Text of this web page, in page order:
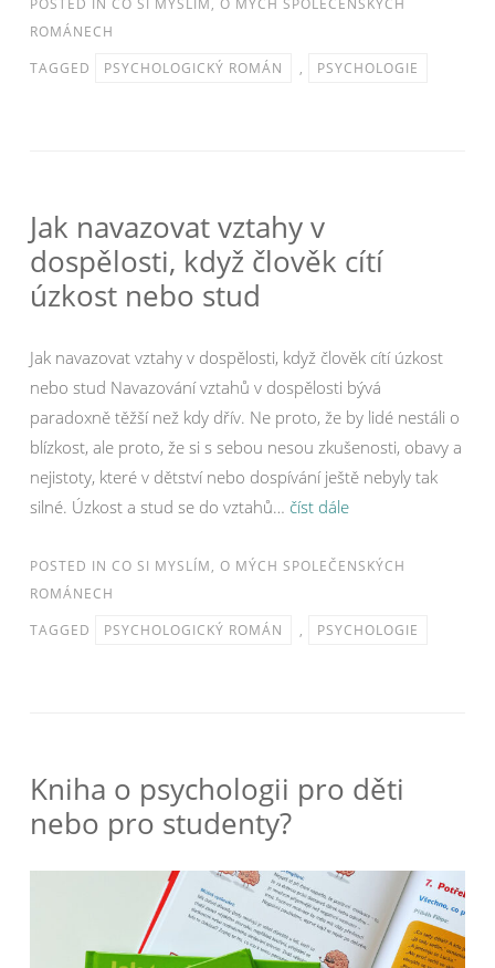
POSTED IN CO SI MYSLÍM, O MÝCH SPOLEČENSKÝCH
ROMÁNECH
TAGGED
PSYCHOLOGICKÝ ROMÁN , PSYCHOLOGIE
Jak navazovat vztahy v
dospělosti, když člověk cítí
úzkost nebo stud
Jak navazovat vztahy v dospělosti, když člověk cítí úzkost
nebo stud Navazování vztahů v dospělosti bývá
paradoxně těžší než kdy dřív. Ne proto, že by lidé nestáli o
blízkost, ale proto, že si s sebou nesou zkušenosti, obavy a
nejistoty, které v dětství nebo dospívání ještě nebyly tak
silné. Úzkost a stud se do vztahů… číst dále
POSTED IN CO SI MYSLÍM, O MÝCH SPOLEČENSKÝCH
ROMÁNECH
TAGGED
PSYCHOLOGICKÝ ROMÁN , PSYCHOLOGIE
Kniha o psychologii pro děti
nebo pro studenty?